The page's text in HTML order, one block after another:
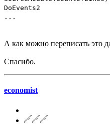
DoEvents2
...
А как можно переписать это
Спасибо.
economist